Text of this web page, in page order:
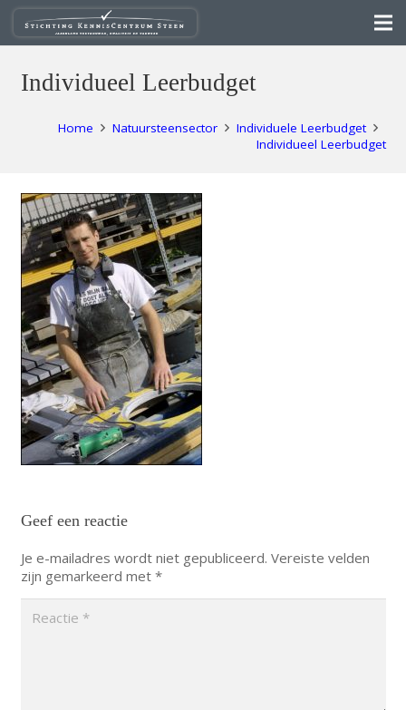
Individueel Leerbudget
Home Natuursteensector
Individuele Leerbudget
Individueel Leerbudget
Geef een reactie
Je e-mailadres wordt niet gepubliceerd. Vereiste velden
zijn gemarkeerd met *